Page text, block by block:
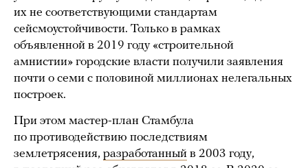
их не соответствующими стандартам
сейсмоустойчивости. Только в рамках
объявленной в 2019 году «строительной
амнистии» городские власти получили заявления
почти о семи с половиной миллионах нелегальных
построек.
При этом мастер-план Стамбула
по противодействию последствиям
землетрясения, разработанный в 2003 году,